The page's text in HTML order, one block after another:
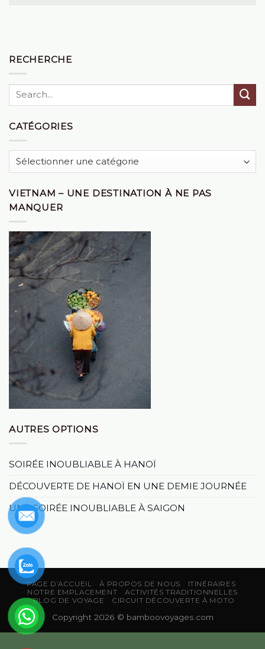
RECHERCHE
CATÉGORIES
Catégories
VIETNAM – UNE DESTINATION À NE PAS
MANQUER
AUTRES OPTIONS
SOIRÉE INOUBLIABLE À HANOÏ
DÉCOUVERTE DE HANOÏ EN UNE DEMIE JOURNÉE
UNE SOIRÉE INOUBLIABLE À SAIGON
PAGE D’ACCUEIL À PROPOS DE NOUS
ITINÉRAIRES
NOTRE EMPLACEMENT
ACTIVITÉS TRADITIONNELLES
BLOG DE VOYAGE
CIRCUIT DÉCOUVERTE À MOTO
Copyright 2026 © bamboovoyages.com